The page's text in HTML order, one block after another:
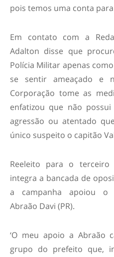
pois temos uma conta para
Em contato com a
Adalton disse que
Polícia Militar apenas
se sentir ameaçado e
Corporação tome as
enfatizou que não
agressão ou atentado
único suspeito o capitão
Reeleito para o terceiro
integra a bancada de
a campanha apoiou o
Abraão Davi (PR).
‘O meu apoio a Abraão
grupo do prefeito que,